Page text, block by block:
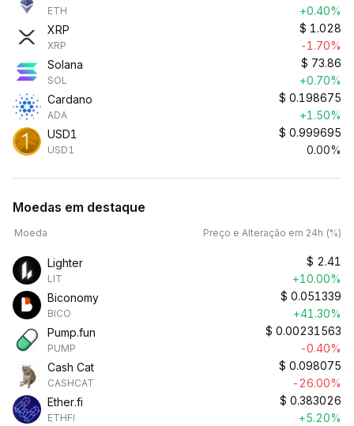
ETH
+0.40%
XRP
XRP
$ 1.028
-1.70%
Solana
SOL
$ 73.86
+0.70%
Cardano
ADA
$ 0.198675
+1.50%
USD1
USD1
$ 0.999695
0.00%
Moedas em destaque
Moeda Preço e Alteração em 24h (%)
Lighter
LIT
$ 2.41
+10.00%
Biconomy
BICO
$ 0.051339
+41.30%
Pump.fun
PUMP
$ 0.00231563
-0.40%
Cash Cat
CASHCAT
$ 0.098075
-26.00%
Ether.fi
ETHFI
$ 0.383026
+5.20%